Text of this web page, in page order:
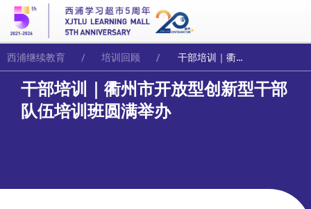
西浦继续教育 培训回顾 干部培训｜衢州市开放型创新型干部队伍培训班圆满举办
干部培训｜衢州市开放型创新型干部
队伍培训班圆满举办